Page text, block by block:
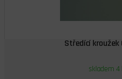
Středící
skladem 4